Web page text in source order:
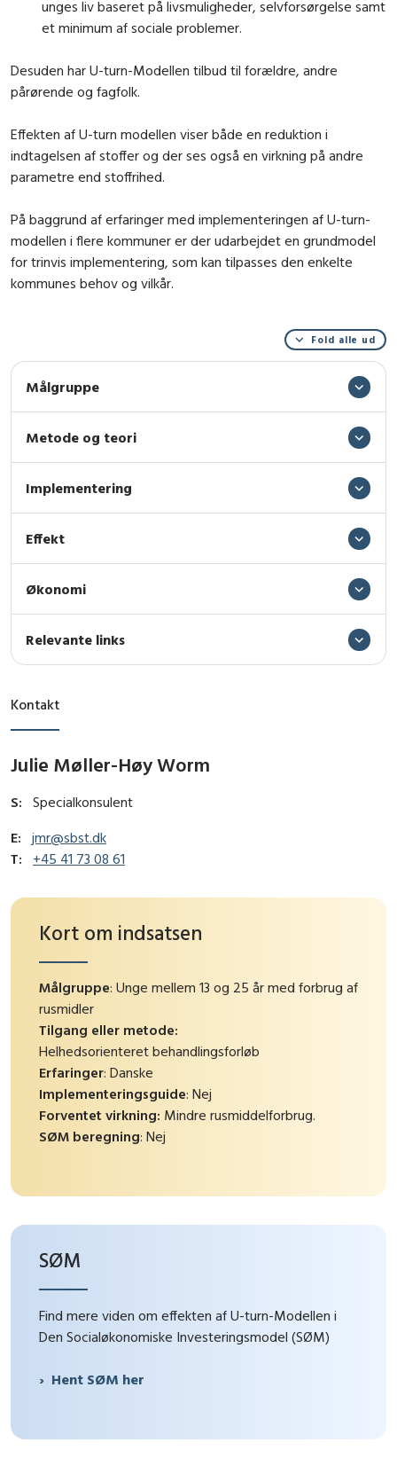
unges liv baseret på livsmuligheder, selvforsørgelse samt
et minimum af sociale problemer.
Desuden har U-turn-Modellen tilbud til forældre, andre
pårørende og fagfolk.
Effekten af U-turn modellen viser både en reduktion i
indtagelsen af stoffer og der ses også en virkning på andre
parametre end stoffrihed.
På baggrund af erfaringer med implementeringen af U-turn-
modellen i flere kommuner er der udarbejdet en grundmodel
for trinvis implementering, som kan tilpasses den enkelte
kommunes behov og vilkår.
Fold alle ud
Målgruppe
Metode og teori
Implementering
Effekt
Økonomi
Relevante links
Kontakt
Julie Møller-Høy Worm
S:
Specialkonsulent
E:
jmr@sbst.dk
T:
+45 41 73 08 61
Kort om indsatsen
Målgruppe: Unge mellem 13 og 25 år med forbrug af
rusmidler
Tilgang eller metode:
Helhedsorienteret behandlingsforløb
Erfaringer: Danske
Implementeringsguide: Nej
Forventet virkning: Mindre rusmiddelforbrug.
SØM beregning: Nej
SØM
Find mere viden om effekten af U-turn-Modellen i
Den Socialøkonomiske Investeringsmodel (SØM)
Hent SØM her